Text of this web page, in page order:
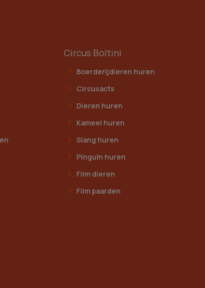
Circus Boltini
Boerderijdieren huren
Circusacts
Dieren huren
Kameel huren
Slang huren
Pinguïn huren
Film dieren
Film paarden